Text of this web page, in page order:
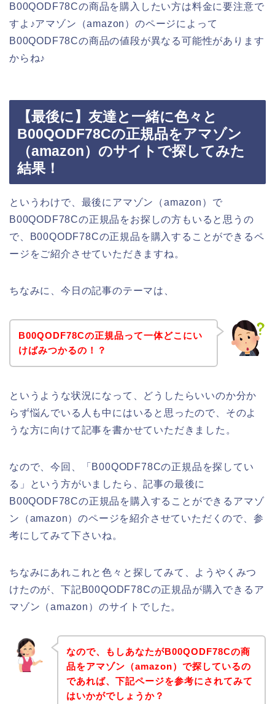
B00QODF78Cの商品を購入したい方は料金に要注意で
すよ♪アマゾン（amazon）のページによって
B00QODF78Cの商品の値段が異なる可能性があります
からね♪
【最後に】友達と一緒に色々と
B00QODF78Cの正規品をアマゾン
（amazon）のサイトで探してみた
結果！
というわけで、最後にアマゾン（amazon）で
B00QODF78Cの正規品をお探しの方もいると思うの
で、B00QODF78Cの正規品を購入することができるペ
ージをご紹介させていただきますね。
ちなみに、今日の記事のテーマは、
B00QODF78Cの正規品って一体どこにい
けばみつかるの！？
というような状況になって、どうしたらいいのか分か
らず悩んでいる人も中にはいると思ったので、そのよ
うな方に向けて記事を書かせていただきました。
なので、今回、「B00QODF78Cの正規品を探してい
る」という方がいましたら、記事の最後に
B00QODF78Cの正規品を購入することができるアマゾ
ン（amazon）のページを紹介させていただくので、参
考にしてみて下さいね。
ちなみにあれこれと色々と探してみて、ようやくみつ
けたのが、下記B00QODF78Cの正規品が購入できるア
マゾン（amazon）のサイトでした。
なので、もしあなたがB00QODF78Cの商
品をアマゾン（amazon）で探しているの
であれば、下記ページを参考にされてみて
はいかがでしょうか？